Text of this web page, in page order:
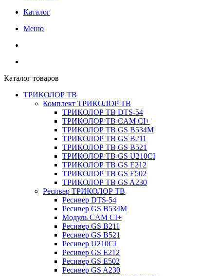
Каталог
Меню
Каталог товаров
ТРИКОЛОР ТВ
Комплект ТРИКОЛОР ТВ
ТРИКОЛОР ТВ DTS-54
ТРИКОЛОР ТВ CAM CI+
ТРИКОЛОР ТВ GS B534M
ТРИКОЛОР ТВ GS B211
ТРИКОЛОР ТВ GS B521
ТРИКОЛОР ТВ GS U210CI
ТРИКОЛОР ТВ GS E212
ТРИКОЛОР ТВ GS E502
ТРИКОЛОР ТВ GS A230
Ресивер ТРИКОЛОР ТВ
Ресивер DTS-54
Ресивер GS B534M
Модуль CAM CI+
Ресивер GS B211
Ресивер GS B521
Ресивер U210CI
Ресивер GS E212
Ресивер GS E502
Ресивер GS A230